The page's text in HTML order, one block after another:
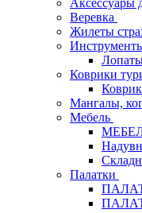
Аксессуары
Веревка
Жилеты
Коврики
Мангалы,
Мебель
Палатки